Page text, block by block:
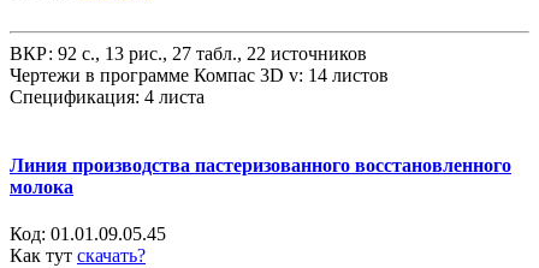
ВКР: 92 с., 13 рис., 27 табл., 22 источников
Чертежи в программе Компас 3D v: 14 листов
Спецификация: 4 листа
Линия производства пастеризованного восстановленного
молока
Код: 01.01.09.05.45
Как тут скачать?